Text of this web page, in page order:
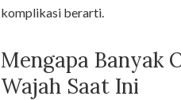
komplikasi berarti.
Mengapa Banyak
Wajah Saat Ini